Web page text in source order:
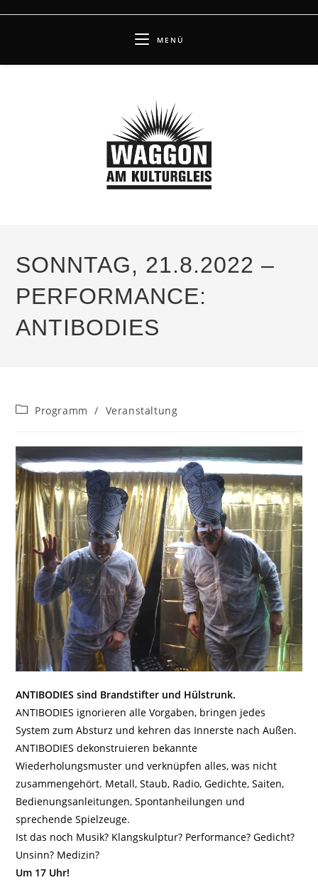
MENÜ
SONNTAG, 21.8.2022 –
PERFORMANCE:
ANTIBODIES
Beitrags-
Programm / Veranstaltung
ANTIBODIES sind Brandstifter und Hülstrunk.
ANTIBODIES ignorieren alle Vorgaben, bringen jedes
System zum Absturz und kehren das Innerste nach Außen.
ANTIBODIES dekonstruieren bekannte
Wiederholungsmuster und verknüpfen alles, was nicht
zusammengehört. Metall, Staub, Radio, Gedichte, Saiten,
Bedienungsanleitungen, Spontanheilungen und
sprechende Spielzeuge.
Ist das noch Musik? Klangskulptur? Performance? Gedicht?
Unsinn? Medizin?
Um 17 Uhr!